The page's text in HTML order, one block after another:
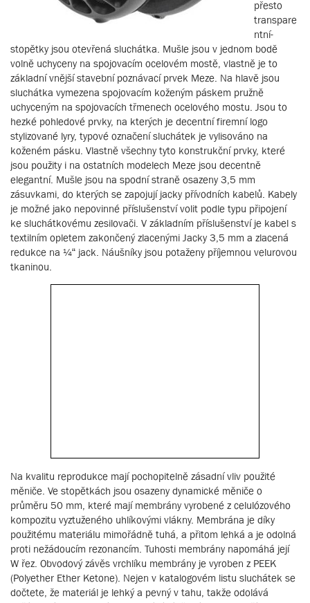
přesto
transpare
ntní-
stopětky jsou otevřená sluchátka. Mušle jsou v jednom bodě
volně uchyceny na spojovacím ocelovém mostě, vlastně je to
základní vnější stavební poznávací prvek Meze. Na hlavě jsou
sluchátka vymezena spojovacím koženým páskem pružně
uchyceným na spojovacích třmenech ocelového mostu. Jsou to
hezké pohledové prvky, na kterých je decentní firemní logo
stylizované lyry, typové označení sluchátek je vylisováno na
koženém pásku. Vlastně všechny tyto konstrukční prvky, které
jsou použity i na ostatních modelech Meze jsou decentně
elegantní. Mušle jsou na spodní straně osazeny 3,5 mm
zásuvkami, do kterých se zapojují jacky přívodních kabelů. Kabely
je možné jako nepovinné příslušenství volit podle typu připojení
ke sluchátkovému zesilovači. V základním příslušenství je kabel s
textilním opletem zakončený zlacenými Jacky 3,5 mm a zlacená
redukce na ¼“ jack. Náušníky jsou potaženy příjemnou velurovou
tkaninou.
Na kvalitu reprodukce mají pochopitelně zásadní vliv použité
měniče. Ve stopětkách jsou osazeny dynamické měniče o
průměru 50 mm, které mají membrány vyrobené z celulózového
kompozitu vyztuženého uhlíkovými vlákny. Membrána je díky
použitému materiálu mimořádně tuhá, a přitom lehká a je odolná
proti nežádoucím rezonancím. Tuhosti membrány napomáhá její
W řez. Obvodový závěs vrchlíku membrány je vyroben z PEEK
(Polyether Ether Ketone). Nejen v katalogovém listu sluchátek se
dočtete, že materiál je lehký a pevný v tahu, takže odolává